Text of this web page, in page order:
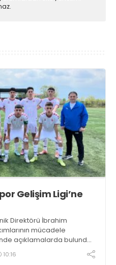
Gelişim Ligi’ne
Direktörü İbrahim
mücadele
açıklamalarda bulundu.
çeken İshakoğlu,
değil, Türk futboluna
10:16